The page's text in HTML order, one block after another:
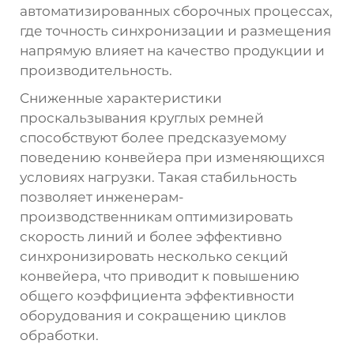
автоматизированных сборочных процессах,
где точность синхронизации и размещения
напрямую влияет на качество продукции и
производительность.
Сниженные характеристики
проскальзывания круглых ремней
способствуют более предсказуемому
поведению конвейера при изменяющихся
условиях нагрузки. Такая стабильность
позволяет инженерам-
производственникам оптимизировать
скорость линий и более эффективно
синхронизировать несколько секций
конвейера, что приводит к повышению
общего коэффициента эффективности
оборудования и сокращению циклов
обработки.